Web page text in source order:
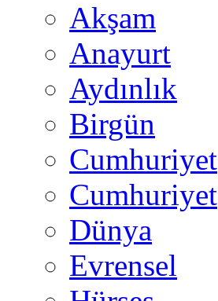
Akşam
Anayurt
Aydınlık
Birgün
Cumhuriyet
Cumhuriyet
Dünya
Evrensel